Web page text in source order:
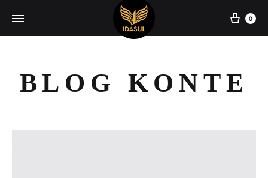
0
BLOG KONTE